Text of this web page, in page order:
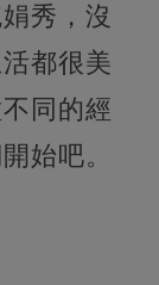
秀，沒
都很美
同的經
始吧。